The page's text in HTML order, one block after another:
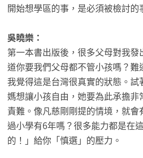
開始想學區的事，是必須被檢討的
吳曉樂：
第一本書出版後，很多父母對我發
道你要我們父母都不管小孩嗎？難
我覺得這是台灣很真實的狀態。試
媽想讓小孩自由，她要為此承擔非
責難。像凡慈剛剛提的情境，就會
過小學有6年嗎？很多能力都是在
的！」給你「慎選」的壓力。